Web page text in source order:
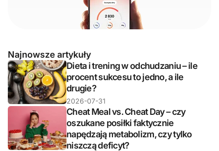
Najnowsze artykuły
Dieta i trening w odchudzaniu – ile
procent sukcesu to jedno, a ile
drugie?
2026-07-31
Cheat Meal vs. Cheat Day – czy
oszukane posiłki faktycznie
napędzają metabolizm, czy tylko
niszczą deficyt?